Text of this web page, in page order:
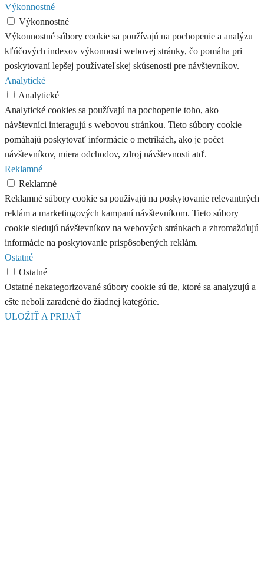
Výkonnostné
Výkonnostné
Výkonnostné súbory cookie sa používajú na pochopenie a analýzu
kľúčových indexov výkonnosti webovej stránky, čo pomáha pri
poskytovaní lepšej používateľskej skúsenosti pre návštevníkov.
Analytické
Analytické
Analytické cookies sa používajú na pochopenie toho, ako
návštevníci interagujú s webovou stránkou. Tieto súbory cookie
pomáhajú poskytovať informácie o metrikách, ako je počet
návštevníkov, miera odchodov, zdroj návštevnosti atď.
Reklamné
Reklamné
Reklamné súbory cookie sa používajú na poskytovanie relevantných
reklám a marketingových kampaní návštevníkom. Tieto súbory
cookie sledujú návštevníkov na webových stránkach a zhromažďujú
informácie na poskytovanie prispôsobených reklám.
Ostatné
Ostatné
Ostatné nekategorizované súbory cookie sú tie, ktoré sa analyzujú a
ešte neboli zaradené do žiadnej kategórie.
ULOŽIŤ A PRIJAŤ